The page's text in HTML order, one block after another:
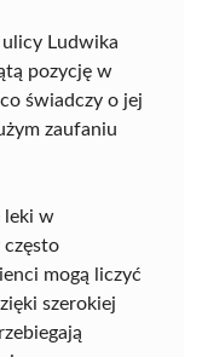
Ludwika
pozycję w
świadczy o jej
zaufaniu
leki w
mogą liczyć
szerokiej